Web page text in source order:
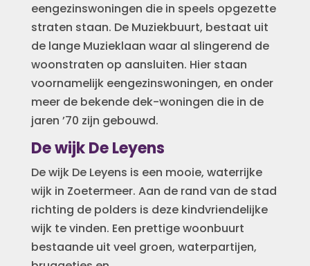
eengezinswoningen die in speels opgezette
straten staan. De Muziekbuurt, bestaat uit
de lange Muzieklaan waar al slingerend de
woonstraten op aansluiten. Hier staan
voornamelijk eengezinswoningen, en onder
meer de bekende dek-woningen die in de
jaren ’70 zijn gebouwd.
De wijk De Leyens
De wijk De Leyens is een mooie, waterrijke
wijk in Zoetermeer. Aan de rand van de stad
richting de polders is deze kindvriendelijke
wijk te vinden. Een prettige woonbuurt
bestaande uit veel groen, waterpartijen,